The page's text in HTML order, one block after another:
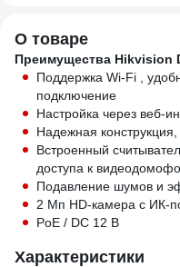
О товаре
Преимущества Hikvision
Поддержка Wi-Fi ,
подключение
Настройка через веб-
Надежная
Встроенный
доступа к
Подавление шумов и
2 Мп HD-камера с ИК-
PoE / DC 12 B
Характеристики